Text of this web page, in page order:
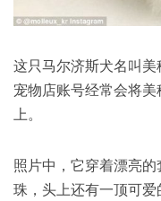
这只马尔济斯犬名叫
宠物店账号经常会将
上。
照片中，它穿着漂亮
珠，头上还有一顶可爱